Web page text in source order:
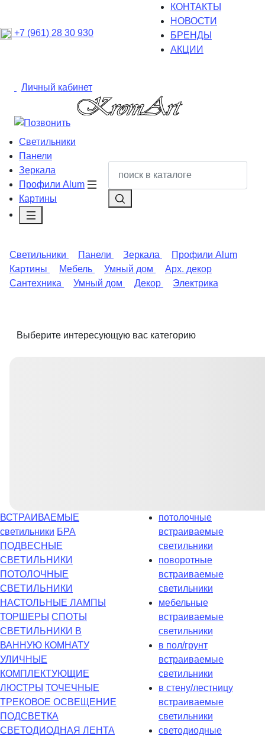
+7 (961) 28 30 930
КОНТАКТЫ
НОВОСТИ
БРЕНДЫ
АКЦИИ
Личный кабинет
Светильники
Панели
Зеркала
Профили Alum
Картины
Светильники Панели Зеркала
Профили Alum
Картины
Мебель Умный дом
Арх. декор
Сантехника
Умный дом Декор Электрика
Выберите интересующую вас категорию
ВСТРАИВАЕМЫЕ
светильники БРА
ПОДВЕСНЫЕ
СВЕТИЛЬНИКИ
ПОТОЛОЧНЫЕ
СВЕТИЛЬНИКИ
НАСТОЛЬНЫЕ ЛАМПЫ
ТОРШЕРЫ СПОТЫ
СВЕТИЛЬНИКИ В
ВАННУЮ КОМНАТУ
УЛИЧНЫЕ
КОМПЛЕКТУЮЩИЕ
ЛЮСТРЫ ТОЧЕЧНЫЕ
ТРЕКОВОЕ ОСВЕЩЕНИЕ
ПОДСВЕТКА
СВЕТОДИОДНАЯ ЛЕНТА
потолочные
встраиваемые
светильники
поворотные
встраиваемые
светильники
мебельные
встраиваемые
светильники
в пол/грунт
встраиваемые
светильники
в стену/лестницу
встраиваемые
светильники
светодиодные